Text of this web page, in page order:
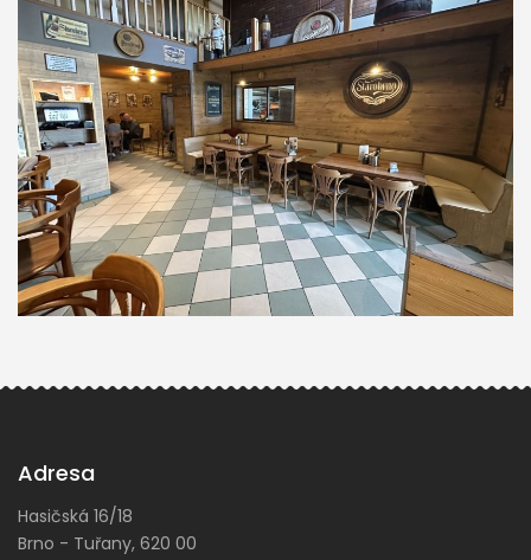
Adresa
Hasičská 16/18
Brno - Tuřany, 620 00